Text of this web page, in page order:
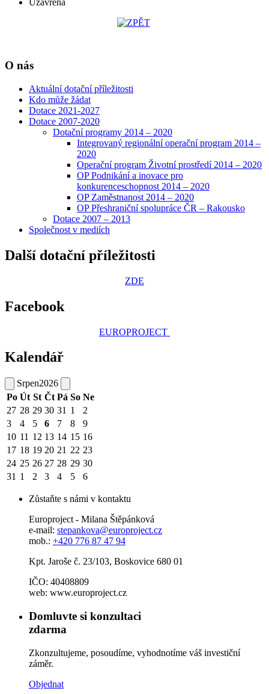
Uzavřená
O nás
Aktuální dotační příležitosti
Kdo může žádat
Dotace 2021-2027
Dotace 2007-2020
Dotační programy 2014 – 2020
Integrovaný regionální operační program 2014 –
2020
Operační program Životní prostředí 2014 – 2020
OP Podnikání a inovace pro
konkurenceschopnost 2014 – 2020
OP Zaměstnanost 2014 – 2020
OP Přeshraniční spolupráce ČR – Rakousko
Dotace 2007 – 2013
Společnost v mediích
Další dotační příležitosti
ZDE
Facebook
EUROPROJECT
Kalendář
Srpen2026
Po Út St Čt Pá So Ne
27 28 29 30 31 1
2
3
4 5 6 7 8
9
10 11 12 13 14 15 16
17 18 19 20 21 22 23
24 25 26 27 28 29 30
31 1 2 3 4 5 6
Zůstaňte s námi v kontaktu
Europroject - Milana Štěpánková
e-mail: stepankova@europroject.cz
mob.: +420 776 87 47 94
Kpt. Jaroše č. 23/103, Boskovice 680 01
IČO: 40408809
web: www.europroject.cz
Domluvte si konzultaci
zdarma
Zkonzultujeme, posoudíme, vyhodnotíme váš investiční
záměr.
Objednat